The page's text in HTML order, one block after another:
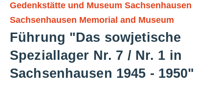
Gedenkstätte und Museum Sachsenhausen
Sachsenhausen Memorial and Museum
Führung "Das sowjetische
Speziallager Nr. 7 / Nr. 1 in
Sachsenhausen 1945 - 1950"